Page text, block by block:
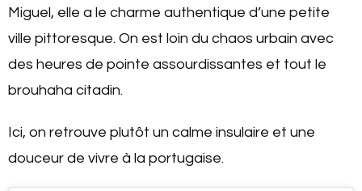
Miguel, elle a le charme authentique d’une petite
ville pittoresque. On est loin du chaos urbain avec
des heures de pointe assourdissantes et tout le
brouhaha citadin.
Ici, on retrouve plutôt un calme insulaire et une
douceur de vivre à la portugaise.